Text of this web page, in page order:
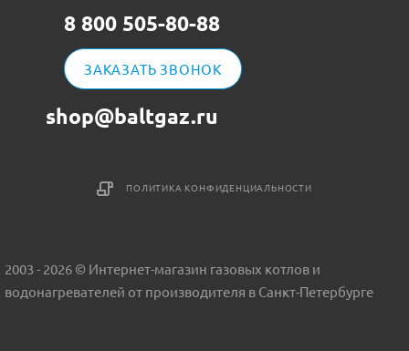
8 800 505-80-88
ЗАКАЗАТЬ ЗВОНОК
shop@baltgaz.ru
ПОЛИТИКА КОНФИДЕНЦИАЛЬНОСТИ
2003 - 2026 © Интернет-магазин газовых котлов и
водонагревателей от производителя в Санкт-Петербурге